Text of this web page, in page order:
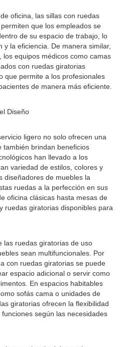
oficina, las sillas con ruedas
que los empleados se
de su espacio de trabajo, lo
y la eficiencia. De manera similar,
los equipos médicos como camas
con ruedas giratorias
que permite a los profesionales
de manera más eficiente.
Diseño
ligero no solo ofrecen una
también brindan beneficios
han llevado a los
variedad de estilos, colores y
diseñadores de muebles la
ruedas a la perfección en sus
oficina clásicas hasta mesas de
ruedas giratorias disponibles para
las ruedas giratorias de uso
sean multifuncionales. Por
con ruedas giratorias se puede
espacio adicional o servir como
En espacios habitables
sofás cama o unidades de
giratorias ofrecen la flexibilidad
según las necesidades